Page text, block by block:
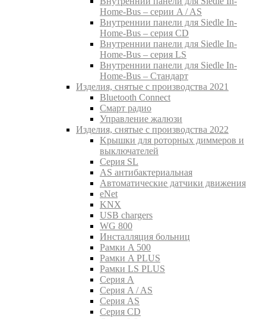
Home-Bus – серии A / AS
Внутреннии панели для Siedle In-
Home-Bus – серия CD
Внутреннии панели для Siedle In-
Home-Bus – серия LS
Внутреннии панели для Siedle In-
Home-Bus – Стандарт
Изделия, снятые с производства 2021
Bluetooth Connect
Смарт радио
Управление жалюзи
Изделия, снятые с производства 2022
Kрышки для роторных диммеров и
выключателей
Серия SL
AS антибактериальная
Aвтоматические датчики движения
eNet
KNX
USB chargers
WG 800
Инсталляция больниц
Рамки A 500
Рамки A PLUS
Рамки LS PLUS
Серия A
Серия A / AS
Серия AS
Серия CD